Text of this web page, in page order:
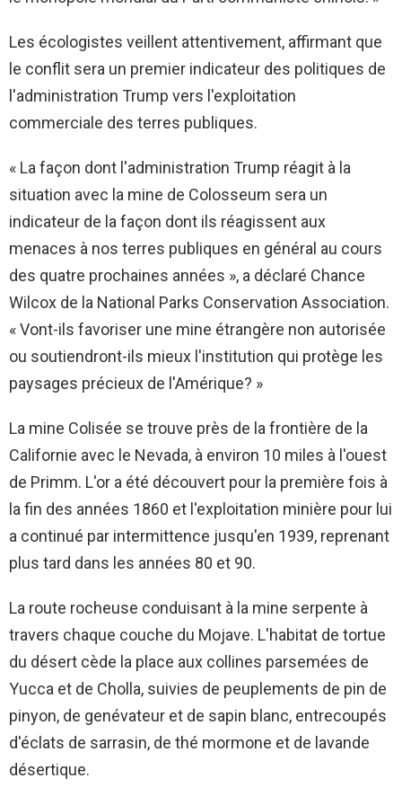
Les écologistes veillent attentivement, affirmant que
le conflit sera un premier indicateur des politiques de
l'administration Trump vers l'exploitation
commerciale des terres publiques.
« La façon dont l'administration Trump réagit à la
situation avec la mine de Colosseum sera un
indicateur de la façon dont ils réagissent aux
menaces à nos terres publiques en général au cours
des quatre prochaines années », a déclaré Chance
Wilcox de la National Parks Conservation Association.
« Vont-ils favoriser une mine étrangère non autorisée
ou soutiendront-ils mieux l'institution qui protège les
paysages précieux de l'Amérique? »
La mine Colisée se trouve près de la frontière de la
Californie avec le Nevada, à environ 10 miles à l'ouest
de Primm. L'or a été découvert pour la première fois à
la fin des années 1860 et l'exploitation minière pour lui
a continué par intermittence jusqu'en 1939, reprenant
plus tard dans les années 80 et 90.
La route rocheuse conduisant à la mine serpente à
travers chaque couche du Mojave. L'habitat de tortue
du désert cède la place aux collines parsemées de
Yucca et de Cholla, suivies de peuplements de pin de
pinyon, de genévateur et de sapin blanc, entrecoupés
d'éclats de sarrasin, de thé mormone et de lavande
désertique.